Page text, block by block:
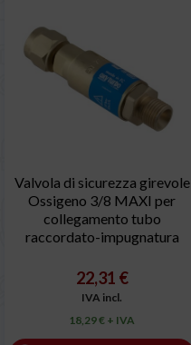
Valvola di sicurezza girevole
Ossigeno 3/8 MAXI per
collegamento tubo
raccordato-impugnatura
22,31 €
IVA incl.
18,29 € + IVA